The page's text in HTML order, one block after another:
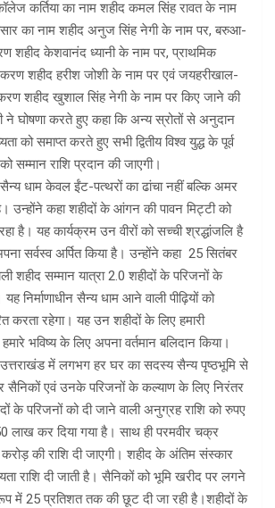
कर्तिया का नाम शहीद कमल सिंह रावत के नाम
का नाम शहीद अनुज सिंह नेगी के नाम पर, बरुआ-
शहीद केशवानंद ध्यानी के नाम पर, प्राथमिक
शहीद हरीश जोशी के नाम पर एवं जयहरीखाल-
शहीद खुशाल सिंह नेगी के नाम पर किए जाने की
ने घोषणा करते हुए कहा कि अन्य स्रोतों से अनुदान
को समाप्त करते हुए सभी द्वितीय विश्व युद्ध के पूर्व
सम्मान राशि प्रदान की जाएगी।
धाम केवल ईंट-पत्थरों का ढांचा नहीं बल्कि अमर
उन्होंने कहा शहीदों के आंगन की पावन मिट्टी को
है। यह कार्यक्रम उन वीरों को सच्ची श्रद्धांजलि है
सर्वस्व अर्पित किया है। उन्होंने कहा 25 सितंबर
सम्मान यात्रा 2.0 शहीदों के परिजनों के
निर्माणाधीन सैन्य धाम आने वाली पीढ़ियों को
करता रहेगा। यह उन शहीदों के लिए हमारी
भविष्य के लिए अपना वर्तमान बलिदान किया।
में लगभग हर घर का सदस्य सैन्य पृष्ठभूमि से
सैनिकों एवं उनके परिजनों के कल्याण के लिए निरंतर
के परिजनों को दी जाने वाली अनुग्रह राशि को रुपए
लाख कर दिया गया है। साथ ही परमवीर चक्र
की राशि दी जाएगी। शहीद के अंतिम संस्कार
राशि दी जाती है। सैनिकों को भूमि खरीद पर लगने
में 25 प्रतिशत तक की छूट दी जा रही है।शहीदों के